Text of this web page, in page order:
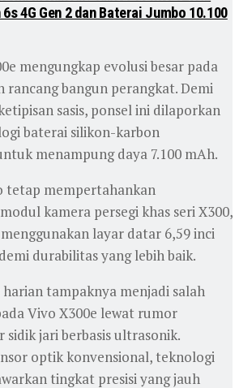
4G Gen 2 dan Baterai Jumbo 10.100
mengungkap evolusi besar pada
bangun perangkat. Demi
sasis, ponsel ini dilaporkan
baterai silikon-karbon
menampung daya 7.100 mAh.
tetap mempertahankan
kamera persegi khas seri X300,
layar datar 6,59 inci
durabilitas yang lebih baik.
harian tampaknya menjadi salah
Vivo X300e lewat rumor
sidik jari berbasis ultrasonik.
optik konvensional, teknologi
tingkat presisi yang jauh